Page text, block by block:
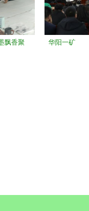
东故事
飘香聚
华阳一矿